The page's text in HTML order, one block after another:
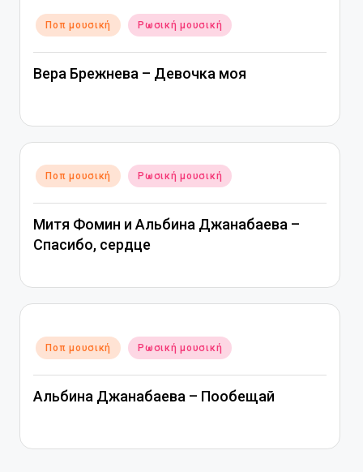
Αναρτήθηκε
σε
Ποπ μουσική Ρωσική μουσική
Вера Брежнева – Девочка моя
Αναρτήθηκε
σε
Ποπ μουσική Ρωσική μουσική
Митя Фомин и Альбина Джанабаева –
Спасибо, сердце
Αναρτήθηκε
σε
Ποπ μουσική Ρωσική μουσική
Альбина Джанабаева – Пообещай